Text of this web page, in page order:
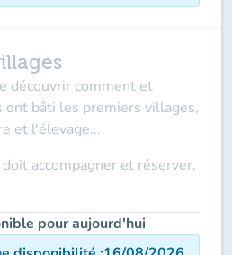
découvrir comment et
ont bâti les premiers villages,
et l'élevage...
accompagner et réserver.
pour aujourd'hui